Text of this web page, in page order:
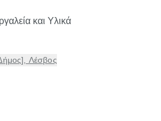
και Υλικά
Λέσβος